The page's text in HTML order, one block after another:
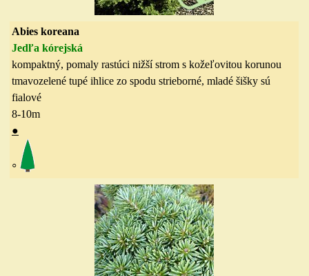
Abies koreana
Jedľa kórejská
kompaktný, pomaly rastúci nižší strom s kožeľovitou korunou
tmavozelené tupé ihlice zo spodu strieborné, mladé šišky sú
fialové
8-10m
●
◦